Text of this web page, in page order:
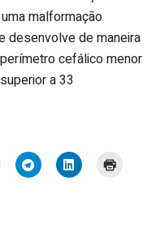
malformação
desenvolve de maneira
cefálico menor
a 33